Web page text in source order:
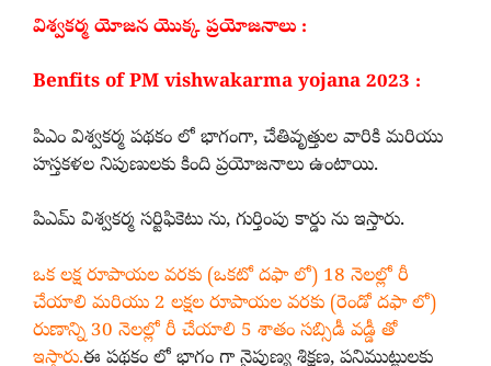
విశ్వకర్మ యోజన యొక్క ప్రయోజనాలు :
Benfits of PM vishwakarma yojana 2023 :
పిఎం విశ్వకర్మ పథకం లో భాగంగా, చేతివృత్తుల వారికి మరియు
హస్తకళల నిపుణులకు కింది ప్రయోజనాలు ఉంటాయి.
పిఎమ్ విశ్వకర్మ సర్టిఫికెటు ను, గుర్తింపు కార్డు ను ఇస్తారు.
ఒక లక్ష రూపాయల వరకు (ఒకటో దఫా లో) 18 నెలల్లో రీ
చేయాలి మరియు 2 లక్షల రూపాయల వరకు (రెండో దఫా లో)
రుణాన్ని 30 నెలల్లో రీ చేయాలి 5 శాతం సబ్సిడీ వడ్డీ తో
ఇస్తారు.ఈ పథకం లో భాగం గా నైపుణ్య శిక్షణ, పనిముట్టులకు